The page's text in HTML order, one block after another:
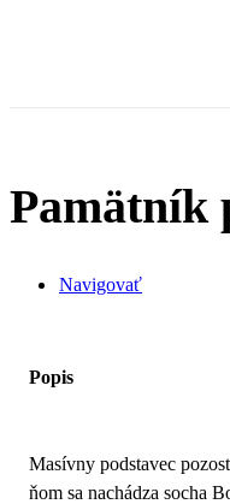
Pamätník
Navigovať
Popis
Masívny podstavec
ňom sa nachádza socha